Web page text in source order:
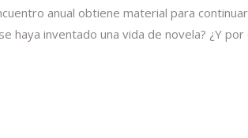
anual obtiene material para
haya inventado una vida de novela? ¿Y por